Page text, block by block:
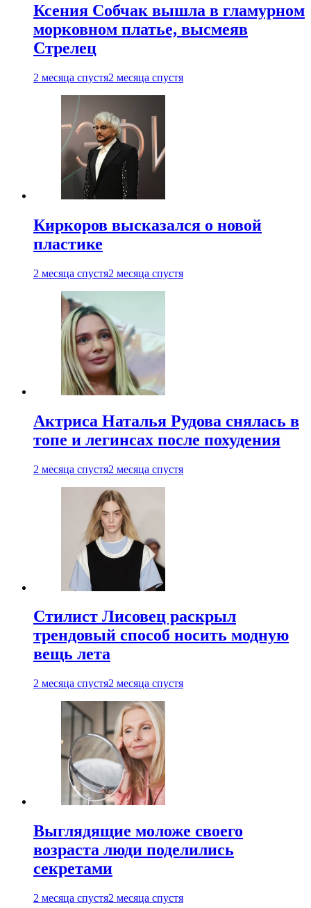
Ксения Собчак вышла в гламурном
морковном платье, высмеяв
Стрелец
2 месяца спустя2 месяца спустя
Киркоров высказался о новой
пластике
2 месяца спустя2 месяца спустя
Актриса Наталья Рудова снялась в
топе и легинсах после похудения
2 месяца спустя2 месяца спустя
Стилист Лисовец раскрыл
трендовый способ носить модную
вещь лета
2 месяца спустя2 месяца спустя
Выглядящие моложе своего
возраста люди поделились
секретами
2 месяца спустя2 месяца спустя